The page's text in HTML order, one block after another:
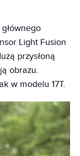
Light Fusion
przysłoną
obrazu.
w modelu 17T.